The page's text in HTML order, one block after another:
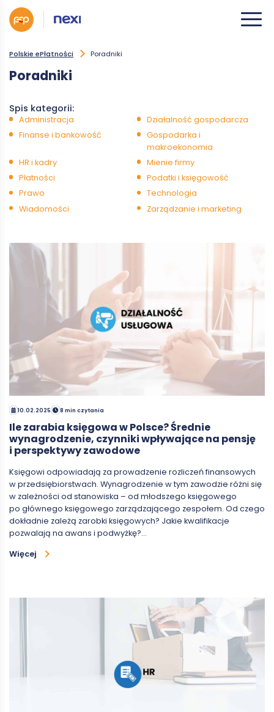
Polskie ePłatności Poradniki
Poradniki
Spis kategorii:
Administracja
Działalność gospodarcza
Finanse i bankowość
Gospodarka i
makroekonomia
HR i kadry
Mienie firmy
Płatności
Podatki i księgowość
Prawo
Technologia
Wiadomości
Zarządzanie i marketing
10.02.2025 8 min czytania
Ile zarabia księgowa w Polsce? Średnie
wynagrodzenie, czynniki wpływające na pensję
i perspektywy zawodowe
Księgowi odpowiadają za prowadzenie rozliczeń finansowych
w przedsiębiorstwach. Wynagrodzenie w tym zawodzie różni się
w zależności od stanowiska – od młodszego księgowego
po głównego księgowego zarządzającego zespołem. Od czego
dokładnie zależą zarobki księgowych? Jakie kwalifikacje
pozwalają na awans i podwyżkę?…
Więcej